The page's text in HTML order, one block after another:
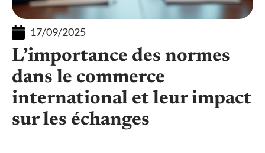
17/09/2025
L’importance des normes
dans le commerce
international et leur impact
sur les échanges